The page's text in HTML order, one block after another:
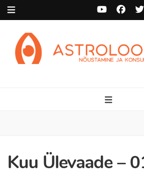
Kuu Ülevaade –